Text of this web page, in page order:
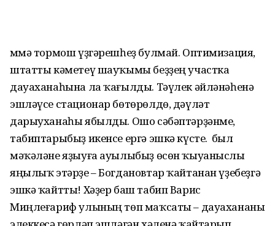
Әммә тормош үҙгәрешһеҙ булмай. Оптимизация,
штатты кәметеү шауҡымы беҙҙең участка
дауаханаһына ла ҡағылды. Тәүлек әйләнәһенә
эшләүсе стационар бөтөрөлдө, дәүләт
дарыуханаһы ябылды. Ошо сәбәптәрҙәнме,
табиптарыбыҙ икенсе ергә эшкә күсте. Ә был
мәҡәләне яҙыуға ауылыбыҙ өсөн ҡыуаныслы
яңылыҡ этәрҙе – Богдановтар ҡайтанан үҙебеҙгә
эшкә ҡайтты! Хәҙер баш табип Варис
Миңлеғариф улының төп маҡсаты – дауахананы